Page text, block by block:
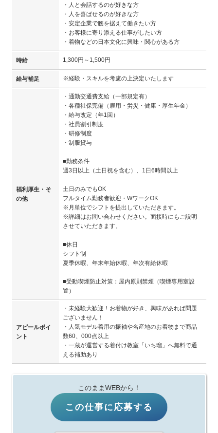
・人と会話するのが好きな方
・人を喜ばせるのが好きな方
・安定企業で腰を据えて働きたい方
・お客様に寄り添える仕事がしたい方
・着物などの日本文化に興味・関心がある方
時給 1,300円～1,500円
給与補足 ※経験・スキルを考慮の上決定いたします
福利厚生・そ
の他
・通勤交通費支給（一部規定有）
・各種社保完備（雇用・労災・健康・厚生年金）
・給与改定（年1回）
・社員割引制度
・研修制度
・制服貸与
■勤務条件
週3日以上（土日祝を含む）、1日6時間以上
土日のみでもOK
フルタイム勤務者歓迎・WワークOK
※月単位でシフトを提出していただきます。
※詳細はお問い合わせください。面接時にもご説明
させていただきます。
■休日
シフト制
夏季休暇、年末年始休暇、年次有給休暇
■受動喫煙防止対策：屋内原則禁煙（喫煙専用室設
置）
アピールポイ
ント
・未経験大歓迎！お着物が好き、興味があれば問題
ございません！
・人気モデル着用の振袖や名産地のお着物まで商品
数60、000点以上
・一蔵が運営する着付け教室「いち瑠」へ無料で通
える補助あり
このままWEBから！
この仕事に応募する